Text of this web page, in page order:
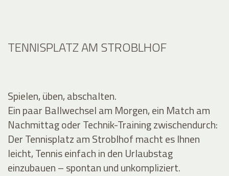
TENNISPLATZ AM STROBLHOF
Spielen, üben, abschalten.
Ein paar Ballwechsel am Morgen, ein Match am
Nachmittag oder Technik-Training zwischendurch:
Der Tennisplatz am Stroblhof macht es Ihnen
leicht, Tennis einfach in den Urlaubstag
einzubauen – spontan und unkompliziert.